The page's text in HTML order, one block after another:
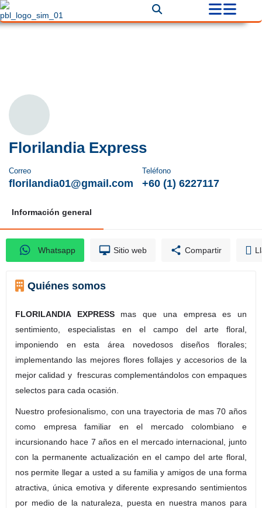
Florilandia Express
Correo
florilandia01@gmail.com
Teléfono
+60 (1) 6227117
Información general
Whatsapp Sitio web Compartir
Quiénes somos
FLORILANDIA EXPRESSmas que una empresa es un
sentimiento, especialistas en el campo del arte floral,
imponiendo en esta área novedosos diseños florales;
implementando las mejores flores follajes y accesorios de la
mejor calidad y frescuras complementándolos con empaques
selectos para cada ocasión.
Nuestro profesionalismo, con una trayectoria de mas 70 años
como empresa familiar en el mercado colombiano e
incursionando hace 7 años en el mercado internacional, junto
con la permanente actualización en el campo del arte floral,
nos permite llegar a usted a su familia y amigos de una forma
atractiva, única emotiva y diferente expresando sentimientos
por medio de la naturaleza, puesta en nuestra manos para